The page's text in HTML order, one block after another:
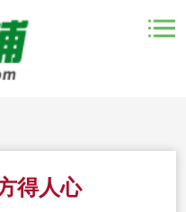
得人心